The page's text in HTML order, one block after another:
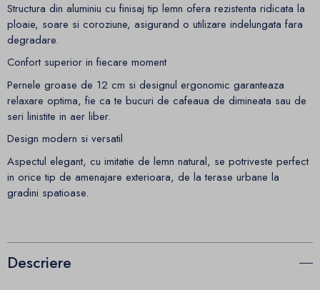
Structura din aluminiu cu finisaj tip lemn ofera rezistenta ridicata la
ploaie, soare si coroziune, asigurand o utilizare indelungata fara
degradare.
Confort superior in fiecare moment
Pernele groase de 12 cm si designul ergonomic garanteaza
relaxare optima, fie ca te bucuri de cafeaua de dimineata sau de
seri linistite in aer liber.
Design modern si versatil
Aspectul elegant, cu imitatie de lemn natural, se potriveste perfect
in orice tip de amenajare exterioara, de la terase urbane la
gradini spatioase.
Descriere